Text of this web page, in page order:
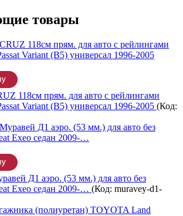
товары
118см прям. для авто с рейлингами
Variant (B5) универсал 1996-2005 (Код:
Д1 аэро. (53 мм.) для авто без
Exeo седан 2009-… (Код: muravey-d1-